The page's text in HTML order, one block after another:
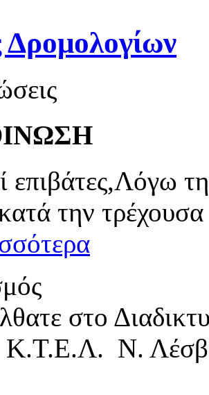
επιβάτες,Λόγω
την
στο
Κ.Τ.Ε.Λ. Ν.